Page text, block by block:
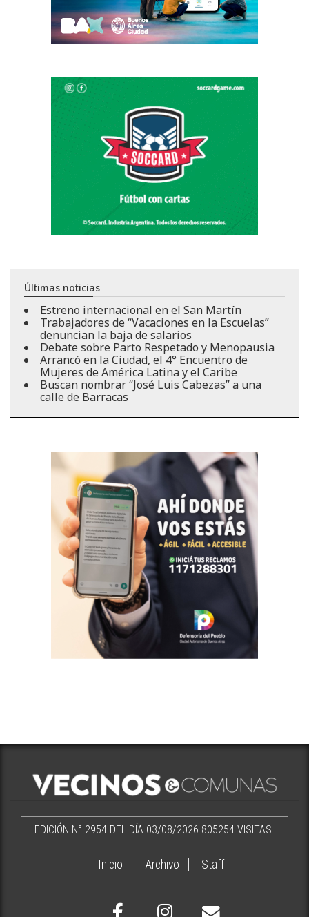
Últimas noticias
Estreno internacional en el San Martín
Trabajadores de “Vacaciones en la Escuelas”
denuncian la baja de salarios
Debate sobre Parto Respetado y Menopausia
Arrancó en la Ciudad, el 4° Encuentro de
Mujeres de América Latina y el Caribe
Buscan nombrar “José Luis Cabezas” a una
calle de Barracas
EDICIÓN N° 2954 DEL DÍA 03/08/2026 805254 VISITAS.
Inicio Archivo Staff